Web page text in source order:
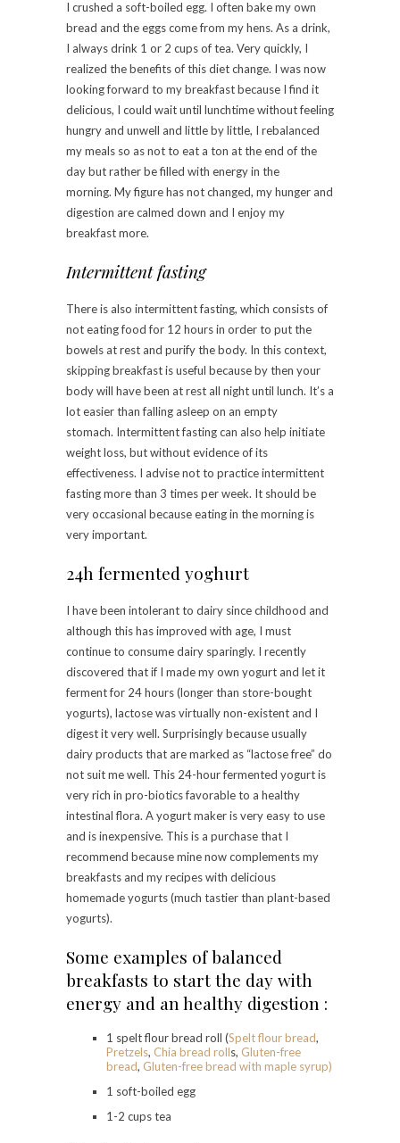
I crushed a soft-boiled egg. I often bake my own
bread and the eggs come from my hens. As a drink,
I always drink 1 or 2 cups of tea. Very quickly, I
realized the benefits of this diet change. I was now
looking forward to my breakfast because I find it
delicious, I could wait until lunchtime without feeling
hungry and unwell and little by little, I rebalanced
my meals so as not to eat a ton at the end of the
day but rather be filled with energy in the
morning. My figure has not changed, my hunger and
digestion are calmed down and I enjoy my
breakfast more.
Intermittent fasting
There is also intermittent fasting, which consists of
not eating food for 12 hours in order to put the
bowels at rest and purify the body. In this context,
skipping breakfast is useful because by then your
body will have been at rest all night until lunch. It’s a
lot easier than falling asleep on an empty
stomach. Intermittent fasting can also help initiate
weight loss, but without evidence of its
effectiveness. I advise not to practice intermittent
fasting more than 3 times per week. It should be
very occasional because eating in the morning is
very important.
24h fermented yoghurt
I have been intolerant to dairy since childhood and
although this has improved with age, I must
continue to consume dairy sparingly. I recently
discovered that if I made my own yogurt and let it
ferment for 24 hours (longer than store-bought
yogurts), lactose was virtually non-existent and I
digest it very well. Surprisingly because usually
dairy products that are marked as “lactose free” do
not suit me well. This 24-hour fermented yogurt is
very rich in pro-biotics favorable to a healthy
intestinal flora. A yogurt maker is very easy to use
and is inexpensive. This is a purchase that I
recommend because mine now complements my
breakfasts and my recipes with delicious
homemade yogurts (much tastier than plant-based
yogurts).
Some examples of balanced
breakfasts to start the day with
energy and an healthy digestion :
1 spelt flour bread roll (Spelt flour bread,
Pretzels, Chia bread rolls, Gluten-free
bread, Gluten-free bread with maple syrup)
1 soft-boiled egg
1-2 cups tea